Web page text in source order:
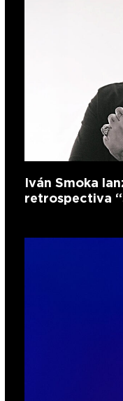
Iván Smoka
retrospectiva